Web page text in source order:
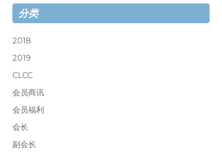
分类
2018
2019
CLCC
会员商讯
会员福利
会长
副会长